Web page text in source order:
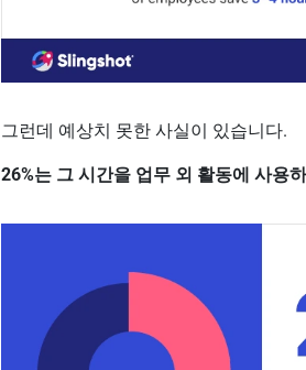
그런데 예상치 못한 사실이 있습니다.
26%는 그 시간을 업무 외 활동에 사용